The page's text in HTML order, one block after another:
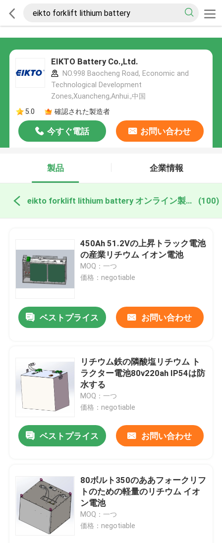
EIKTO Battery Co.,Ltd.
NO.998 Baocheng Road, Economic and
Technological Development
Zones,Xuancheng,Anhui.,中国
5.0
確認された製造者
今すぐ電話 お問い合わせ
製品 企業情報
eikto forklift lithium battery オンライン製造 (100)
450Ah 51.2Vの上昇トラック電池
の産業リチウム イオン電池
MOQ：一つ
価格：negotiable
ベストプライス お問い合わせ
リチウム鉄の隣酸塩リチウム ト
ラクター電池80v220ah IP54は防
水する
MOQ：一つ
価格：negotiable
ベストプライス お問い合わせ
80ボルト350のああフォークリフ
トのための軽量のリチウム イオ
ン電池
MOQ：一つ
価格：negotiable